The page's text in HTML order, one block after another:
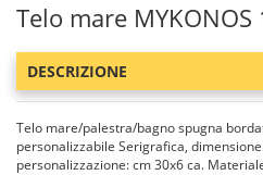
Telo mare
DESCRIZIONE
Telo mare/palestra/bagno spugna
personalizzabile Serigrafica,
personalizzazione: cm 30x6 ca.